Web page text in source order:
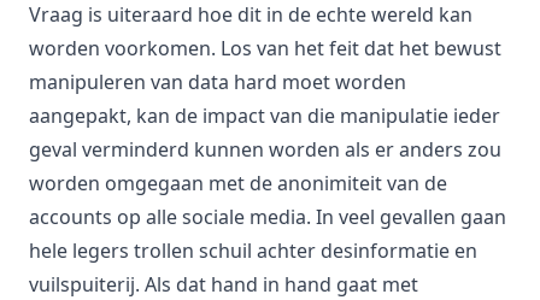
Vraag is uiteraard hoe dit in de echte wereld kan
worden voorkomen. Los van het feit dat het bewust
manipuleren van data hard moet worden
aangepakt, kan de impact van die manipulatie ieder
geval verminderd kunnen worden als er anders zou
worden omgegaan met de anonimiteit van de
accounts op alle sociale media. In veel gevallen gaan
hele legers trollen schuil achter desinformatie en
vuilspuiterij. Als dat hand in hand gaat met